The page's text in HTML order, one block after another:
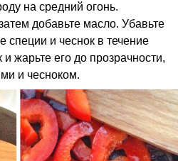
на средний огонь.
добавьте масло. Убавьте
специи и чеснок в течение
жарьте его до прозрачности,
и чесноком.